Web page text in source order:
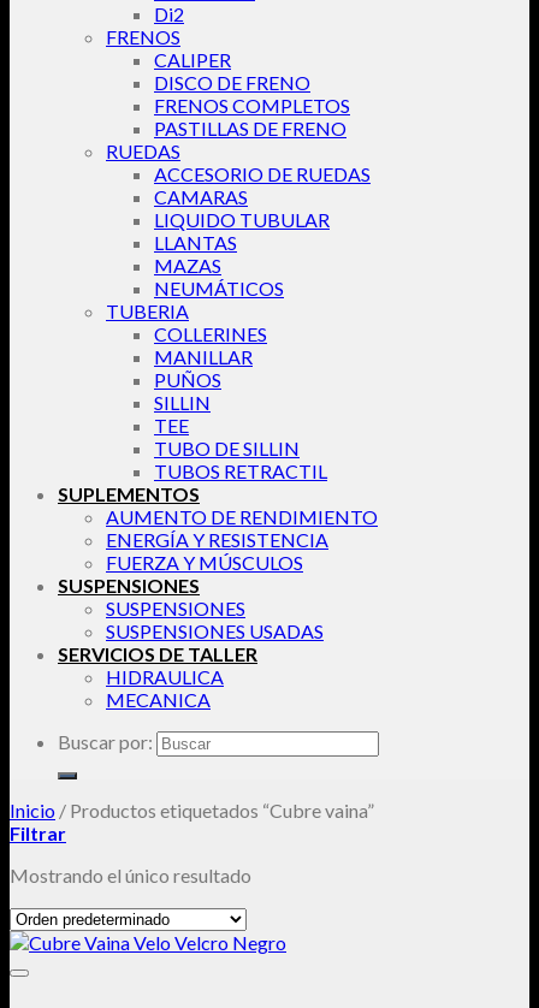
Di2
FRENOS
CALIPER
DISCO DE FRENO
FRENOS COMPLETOS
PASTILLAS DE FRENO
RUEDAS
ACCESORIO DE RUEDAS
CAMARAS
LIQUIDO TUBULAR
LLANTAS
MAZAS
NEUMÁTICOS
TUBERIA
COLLERINES
MANILLAR
PUÑOS
SILLIN
TEE
TUBO DE SILLIN
TUBOS RETRACTIL
SUPLEMENTOS
AUMENTO DE RENDIMIENTO
ENERGÍA Y RESISTENCIA
FUERZA Y MÚSCULOS
SUSPENSIONES
SUSPENSIONES
SUSPENSIONES USADAS
SERVICIOS DE TALLER
HIDRAULICA
MECANICA
Buscar por:
Inicio / Productos etiquetados “Cubre vaina”
Filtrar
Mostrando el único resultado